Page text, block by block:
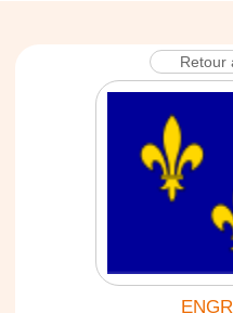
Retour